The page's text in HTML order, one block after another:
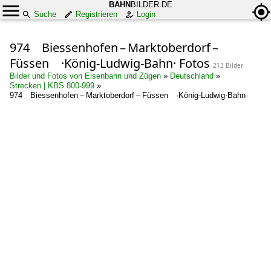
BAHN BILDER.DE
Suche
Registrieren Login
974 Biessenhofen – Marktoberdorf –
Füssen ·König-Ludwig-Bahn· Fotos 213 Bilder
Bilder und Fotos von Eisenbahn und Zügen » Deutschland »
Strecken | KBS 800-999 »
974 Biessenhofen – Marktoberdorf – Füssen ·König-Ludwig-Bahn·